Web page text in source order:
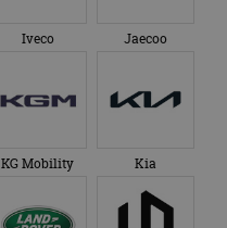
Iveco Jaecoo
KG Mobility Kia